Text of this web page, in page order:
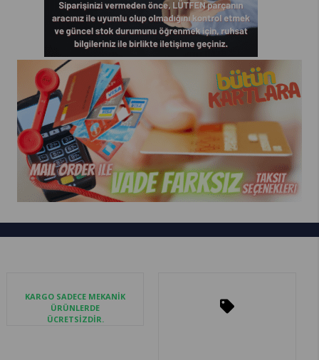
KARGO SADECE MEKANİK
ÜRÜNLERDE
ÜCRETSİZDİR.